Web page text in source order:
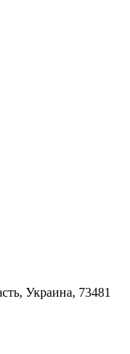
Украина, 73481